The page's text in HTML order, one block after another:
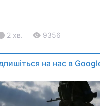
2 хв. 9356
на нас в